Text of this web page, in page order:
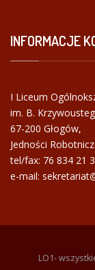
INFORMACJE
I Liceum
im. B.
67-200 Głogów,
Jedności
tel/fax: 76 834 21
e-mail:
LO1-